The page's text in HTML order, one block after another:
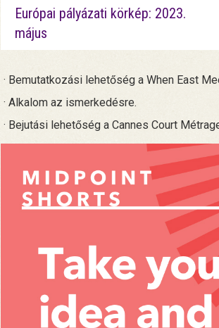
Európai pályázati körkép: 2023.
május
· Bemutatkozási lehetőség a When East
· Alkalom az ismerkedésre.
· Bejutási lehetőség a Cannes Court